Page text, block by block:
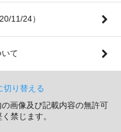
11/24）
て
切り替える
画像及び記載内容の無許可
禁じます。